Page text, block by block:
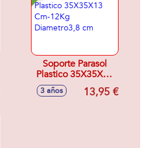
Soporte Parasol
Plastico 35X35X13
Cm-12Kg
Diametro3,8 cm
3 años 13,95 €